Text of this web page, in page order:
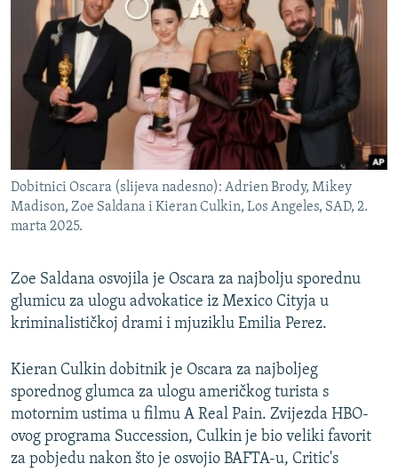
Dobitnici Oscara (slijeva nadesno): Adrien Brody, Mikey
Madison, Zoe Saldana i Kieran Culkin, Los Angeles, SAD, 2.
marta 2025.
Zoe Saldana osvojila je Oscara za najbolju sporednu
glumicu za ulogu advokatice iz Mexico Cityja u
kriminalističkoj drami i mjuziklu Emilia Perez.
Kieran Culkin dobitnik je Oscara za najboljeg
sporednog glumca za ulogu američkog turista s
motornim ustima u filmu A Real Pain. Zvijezda HBO-
ovog programa Succession, Culkin je bio veliki favorit
za pobjedu nakon što je osvojio BAFTA-u, Critic's